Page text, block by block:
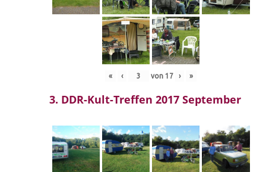
« ‹ von 17 › »
3. DDR-Kult-Treffen 2017 September